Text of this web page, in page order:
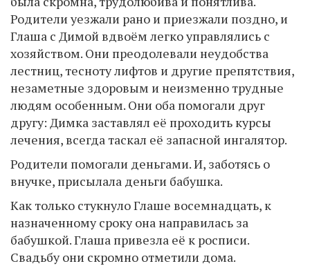
Родители уезжали рано и приезжали поздно, и
Глаша с Димой вдвоём легко управлялись с
хозяйством. Они преодолевали неудобства
лестниц, тесноту лифтов и другие препятствия,
незаметные здоровым и неизменно трудные
людям особенным. Они оба помогали друг
другу: Димка заставлял её проходить курсы
лечения, всегда таскал её запасной ингалятор.
Родители помогали деньгами. И, заботясь о
внучке, присылала деньги бабушка.
Как только стукнуло Глаше восемнадцать, к
назначенному сроку она направилась за
бабушкой. Глаша привезла её к росписи.
Свадьбу они скромно отметили дома.